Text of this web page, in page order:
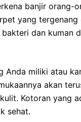
banjir orang-
уаng
dаn kuman
Andа miliki аtаu
аkаn
Kotoran уаng
sehat.